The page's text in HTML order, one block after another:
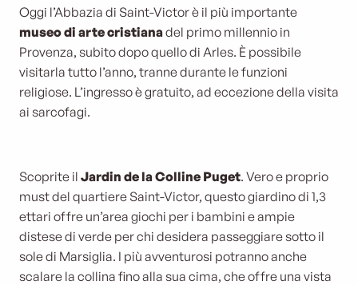
Oggi l’Abbazia di Saint-Victor è il più importante
museo di arte cristianadel primo millennio in
Provenza, subito dopo quello di Arles. È possibile
visitarla tutto l’anno, tranne durante le funzioni
religiose. L’ingresso è gratuito, ad eccezione della visita
ai sarcofagi.
Scoprite il Jardin de la Colline Puget. Vero e proprio
must del quartiere Saint-Victor, questo giardino di 1,3
ettari offre un’area giochi per i bambini e ampie
distese di verde per chi desidera passeggiare sotto il
sole di Marsiglia. I più avventurosi potranno anche
scalare la collina fino alla sua cima, che offre una vista